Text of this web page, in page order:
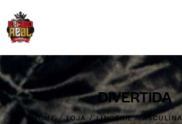
DIVERTIDA
HOME LOJA LINGERIE MASCULINA